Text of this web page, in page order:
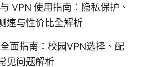
VPN 使用指南：隐私保护、
速与性价比全解析
面指南：校园VPN选择、配
见问题解析